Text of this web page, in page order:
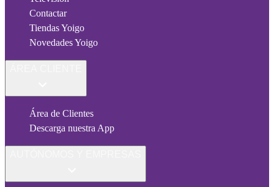
Contactar
Tiendas Yoigo
Novedades Yoigo
Área de Clientes
Descarga nuestra App